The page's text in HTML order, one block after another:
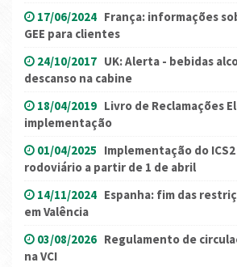
17/06/2024 França: informações
GEE para clientes
24/10/2017 UK: Alerta - bebidas
descanso na cabine
18/04/2019 Livro de Reclamações
implementação
01/04/2025 Implementação do
rodoviário a partir de 1 de abril
14/11/2024 Espanha: fim das
em Valência
03/08/2026 Regulamento de
na VCI